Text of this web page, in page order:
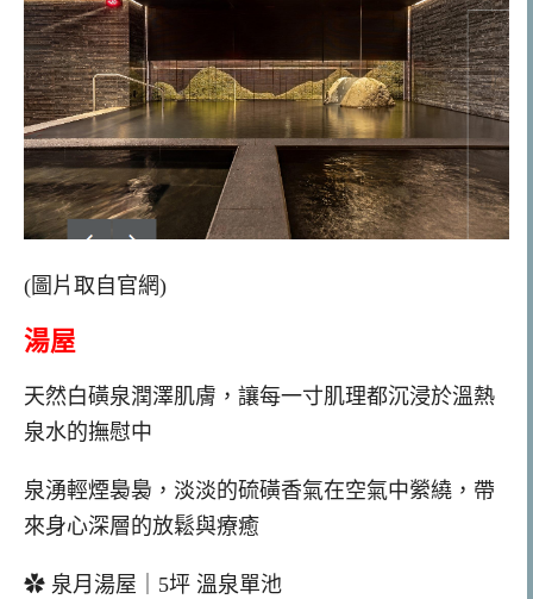
(圖片取自官網)
湯屋
天然白磺泉潤澤肌膚，讓每一寸肌理都沉浸於溫熱
泉水的撫慰中
泉湧輕煙裊裊，淡淡的硫磺香氣在空氣中縈繞，帶
來身心深層的放鬆與療癒
✿ 泉月湯屋｜5坪 溫泉單池